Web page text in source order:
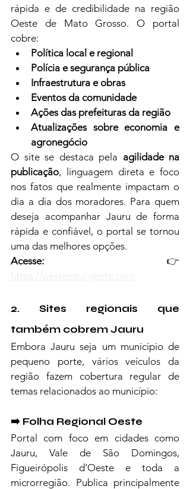
rápida e de credibilidade na região
Oeste de Mato Grosso. O portal
cobre:
Política local e regional
Polícia e segurança pública
Infraestrutura e obras
Eventos da comunidade
Ações das prefeituras da região
Atualizações sobre economia e
agronegócio
O site se destaca pela agilidade na
publicação, linguagem direta e foco
nos fatos que realmente impactam o
dia a dia dos moradores. Para quem
deseja acompanhar Jauru de forma
rápida e confiável, o portal se tornou
uma das melhores opções.
Acesse:
2. Sites regionais que
também cobrem Jauru
Embora Jauru seja um município de
pequeno porte, vários veículos da
região fazem cobertura regular de
temas relacionados ao município:
➡️ Folha Regional Oeste
Portal com foco em cidades como
Jauru, Vale de São Domingos,
Figueirópolis d’Oeste e toda a
microrregião. Publica principalmente